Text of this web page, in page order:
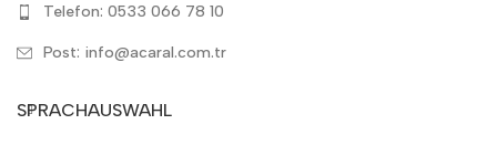
Telefon: 0533 066 78 10
Post: info@acaral.com.tr
SPRACHAUSWAHL